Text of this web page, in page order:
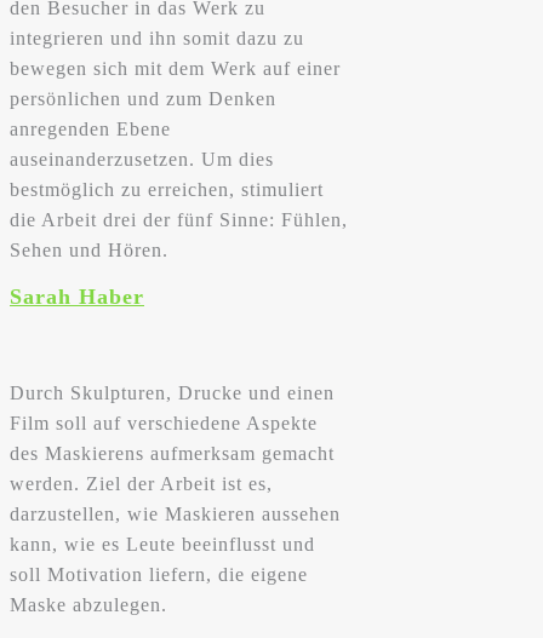
den Besucher in das Werk zu
integrieren und ihn somit dazu zu
bewegen sich mit dem Werk auf einer
persönlichen und zum Denken
anregenden Ebene
auseinanderzusetzen. Um dies
bestmöglich zu erreichen, stimuliert
die Arbeit drei der fünf Sinne: Fühlen,
Sehen und Hören.
Sarah Haber
Durch Skulpturen, Drucke und einen
Film soll auf verschiedene Aspekte
des Maskierens aufmerksam gemacht
werden. Ziel der Arbeit ist es,
darzustellen, wie Maskieren aussehen
kann, wie es Leute beeinflusst und
soll Motivation liefern, die eigene
Maske abzulegen.